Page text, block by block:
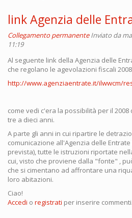
link Agenzia delle
Collegamento permanente Inviato da
11:19
Al seguente link della Agenzia delle
che regolano le agevolazioni fiscali
http://www.agenziaentrate.it/ilwwcm/
come vedi c'era la possibilità per il
tre a dieci anni.
A parte gli anni in cui ripartire le
comunicazione all'Agenzia delle
prevista), tutte le istruzioni riportate
cui, visto che proviene dalla "fonte" ,
che si cimentano ad affrontare una
loro abitazioni.
Ciao!
Accedi o registrati per inserire commenti.